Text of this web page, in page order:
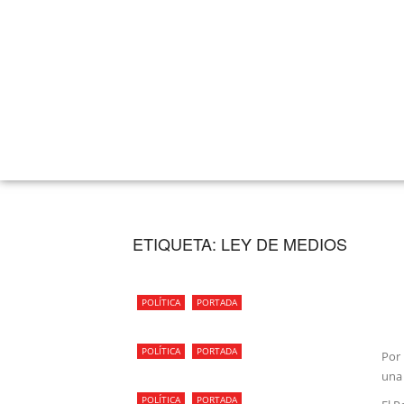
ETIQUETA: LEY DE MEDIOS
POLÍTICA PORTADA
Por
POLÍTICA PORTADA
POLÍTICA PORTADA